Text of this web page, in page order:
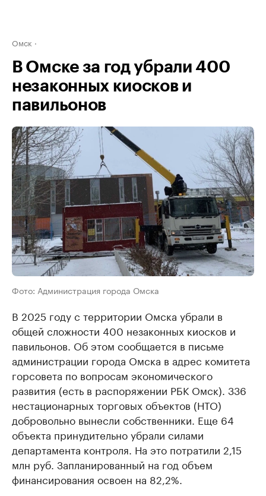
Омск
В Омске за год убрали 400
незаконных киосков и
павильонов
Фото: Администрация города Омска
В 2025 году с территории Омска убрали в
общей сложности 400 незаконных киосков и
павильонов. Об этом сообщается в письме
администрации города Омска в адрес комитета
горсовета по вопросам экономического
развития (есть в распоряжении РБК Омск). 336
нестационарных торговых объектов (НТО)
добровольно вынесли собственники. Еще 64
объекта принудительно убрали силами
департамента контроля. На это потратили 2,15
млн руб. Запланированный на год объем
финансирования освоен на 82,2%.